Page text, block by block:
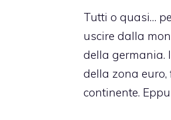
Tutti o quasi…
uscire dalla
della germania.
della zona euro,
continente.